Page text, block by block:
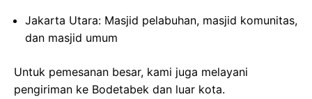
Jakarta Utara: Masjid pelabuhan, masjid komunitas,
dan masjid umum
Untuk pemesanan besar, kami juga melayani
pengiriman ke Bodetabek dan luar kota.